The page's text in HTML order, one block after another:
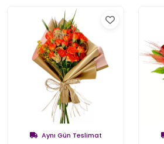
Aynı Gün Teslimat